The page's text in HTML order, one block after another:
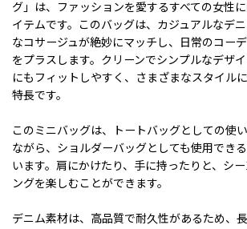
グ」は、ファッションを愛するすべての女性
イテムです。このバッグは、カジュアルなデ
なコサージュが絶妙にマッチし、日常のコー
をプラスします。クリーンでシンプルなデザ
にもフィットしやすく、さまざまなスタイル
特長です。
このミニバッグは、トートバッグとしての使
ながら、ショルダーバッグとしても使用でき
います。肩にかけたり、手に持ったりと、シ
ングを楽しむことができます。
デニム素材は、高品質で耐久性があるため、